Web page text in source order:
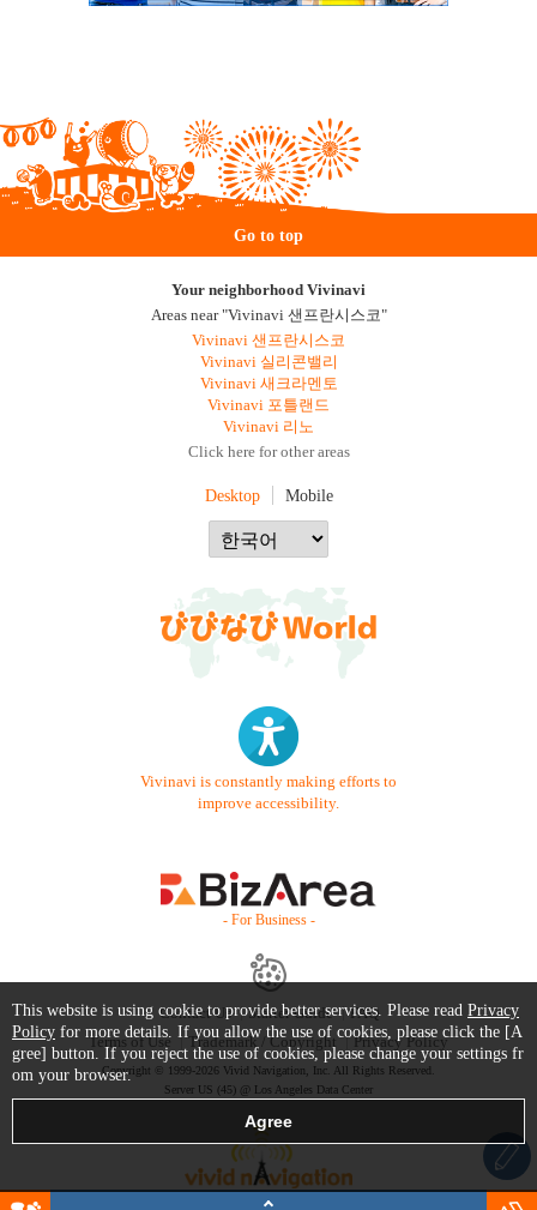
Go to top
Your neighborhood Vivinavi
Areas near "Vivinavi 샌프란시스코"
Vivinavi 샌프란시스코
Vivinavi 실리콘밸리
Vivinavi 새크라멘토
Vivinavi 포틀랜드
Vivinavi 리노
Click here for other areas
Desktop Mobile
Vivinavi is constantly making efforts to
improve accessibility.
- For Business -
Contact Us Starter Guide
FAQ
Terms of Use
Trademark / Copyright Privacy Policy
Copyright © 1999-2026 Vivid Navigation, Inc. All Rights Reserved.
Server US (45) @ Los Angeles Data Center
This website is using cookie to provide better services. Please read Privacy
Policy for more details. If you allow the use of cookies, please click the [A
gree] button. If you reject the use of cookies, please change your settings fr
om your browser.